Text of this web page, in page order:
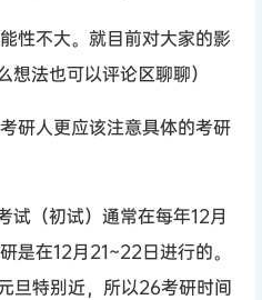
性不大。就目前对大家的影
法也可以评论区聊聊）
研人更应该注意具体的考研
试（初试）通常在每年12月
是在12月21~22日进行的。
旦特别近，所以26考研时间